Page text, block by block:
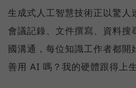
生成式人工智慧技術正以驚人
會議記錄、文件撰寫、資料搜
國溝通，每位知識工作者都開
善用 AI 嗎？我的硬體跟得上